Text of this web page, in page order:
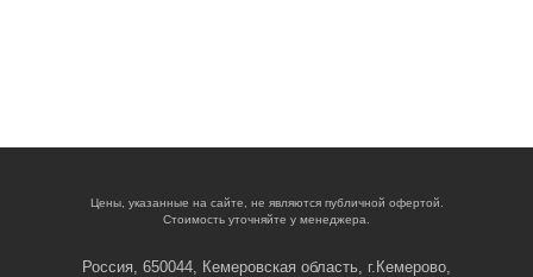
Цены, указанные на сайте, не являются публичной офертой.
Стоимость уточняйте у менеджера.
Россия, 650044, Кемеровская область, г.Кемерово,